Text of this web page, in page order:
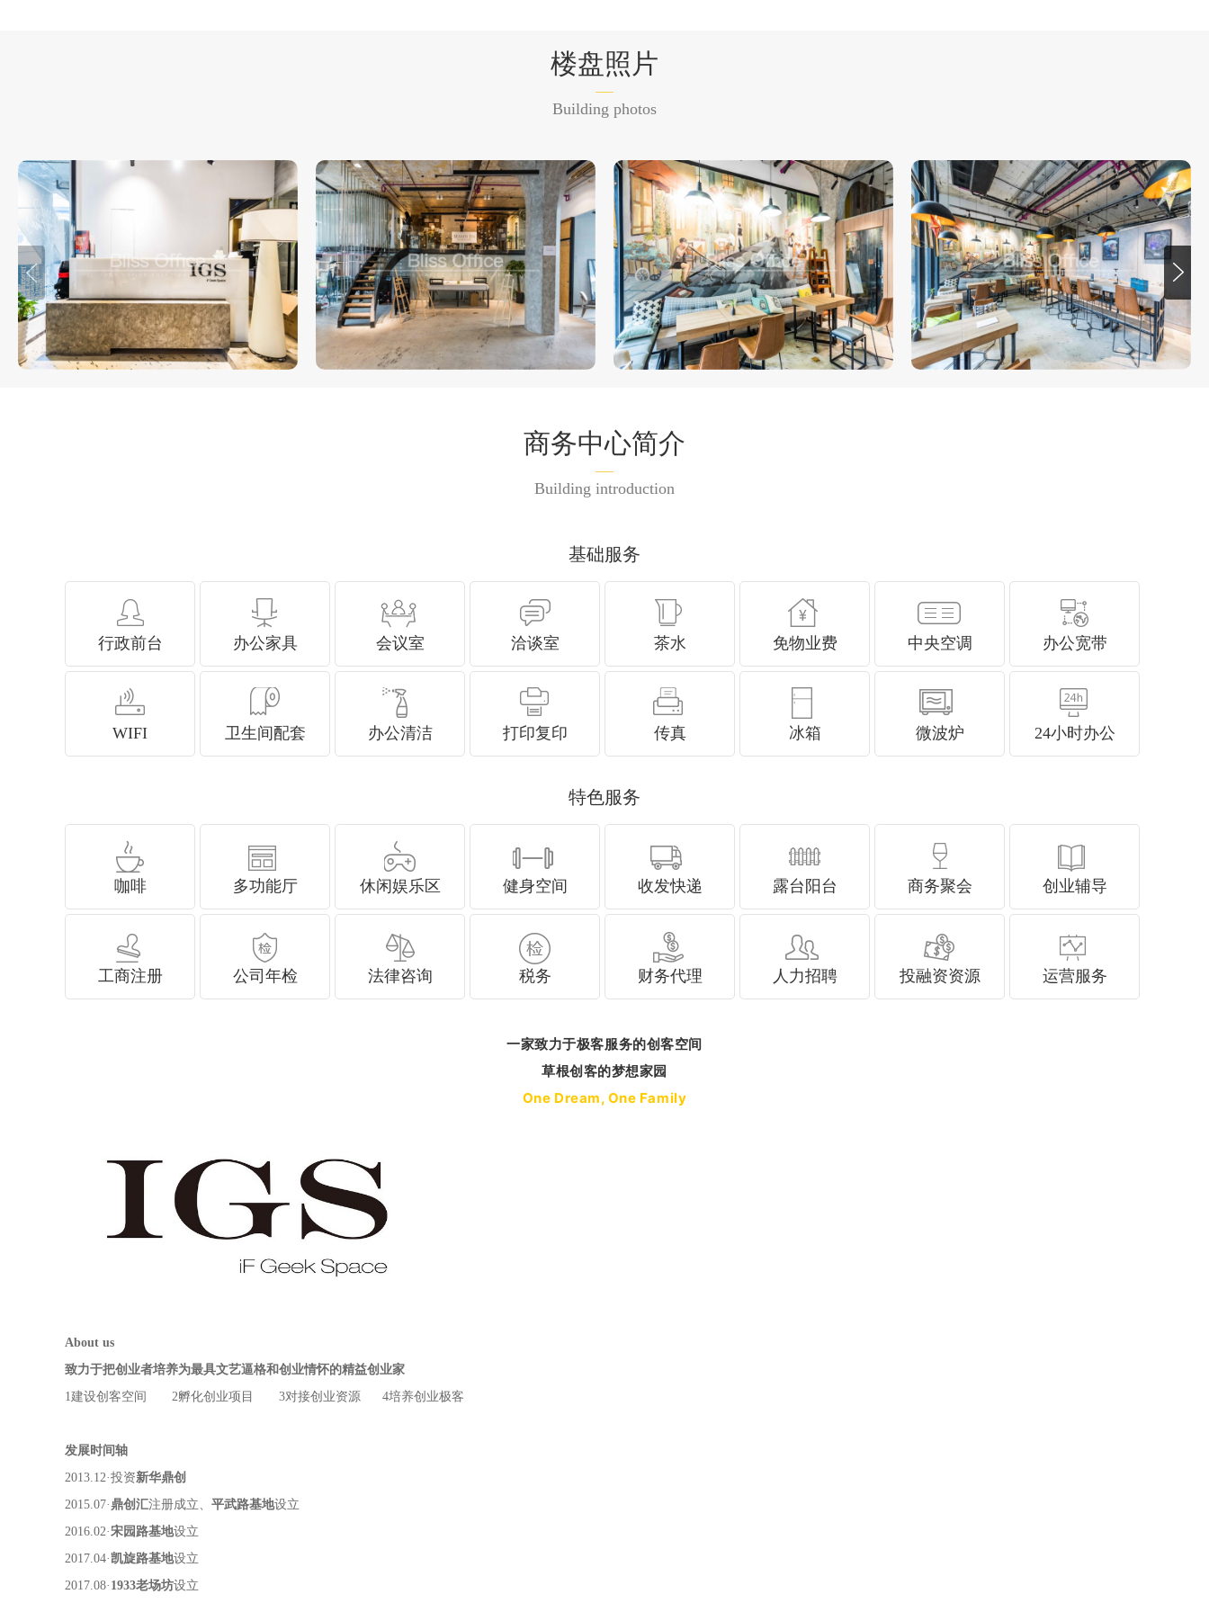
楼盘照片
Building photos
商务中心简介
Building introduction
基础服务
行政前台 办公家具 会议室 洽谈室 茶水 免物业费 中央空调 办公宽带
WIFI 卫生间配套 办公清洁 打印复印 传真 冰箱 微波炉 24小时办公
特色服务
咖啡 多功能厅 休闲娱乐区 健身空间 收发快递 露台阳台 商务聚会 创业辅导
工商注册 公司年检 法律咨询 税务 财务代理 人力招聘 投融资资源 运营服务
一家致力于极客服务的创客空间
草根创客的梦想家园
One Dream, One Family
About us
致力于把创业者培养为最具文艺逼格和创业情怀的精益创业家
1建设创客空间 2孵化创业项目 3对接创业资源 4培养创业极客
发展时间轴
2013.12·投资新华鼎创
2015.07·鼎创汇注册成立、 平武路基地设立
2016.02·宋园路基地设立
2017.04·凯旋路基地设立
2017.08· 1933老场坊设立